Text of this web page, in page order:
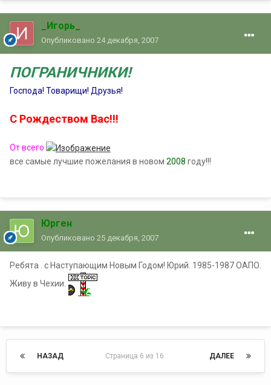
_Игорь_
Опубликовано 24 декабря, 2007
ПОГРАНИЧНИКИ!
Господа! Товарищи! Друзья!
С Рождеством Вас!!!
От всего
все самые лучшие пожелания в новом 2008 году!!!
Юрген
Опубликовано 25 декабря, 2007
Ребята . с Наступающим Новым Годом! Юрий. 1985-1987 ОАПО.
Живу в Чехии.
НАЗАД ДАЛЕЕ
Страница 6 из 16